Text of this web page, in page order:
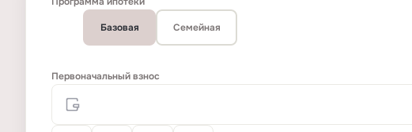
Базовая Семейная
Первоначальный взнос